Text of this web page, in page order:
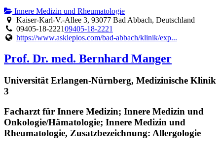
Innere Medizin und Rheumatologie
Kaiser-Karl-V.-Allee 3, 93077 Bad Abbach, Deutschland
09405-18-222109405-18-2221
https://www.asklepios.com/bad-abbach/klinik/exp...
Prof. Dr. med. Bernhard Manger
Universität Erlangen-Nürnberg, Medizinische Klinik
3
Facharzt für Innere Medizin; Innere Medizin und
Onkologie/Hämatologie; Innere Medizin und
Rheumatologie, Zusatzbezeichnung: Allergologie